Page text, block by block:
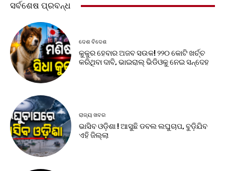
ସର୍ବଶେଷ ପ୍ରବନ୍ଧ
ଦେଶ ବିଦେଶ
କୁକୁର ହେବାର ଅଜବ ସଉକ! ୨୨୦ କୋଟି ଖର୍ଚ୍ଚ
କରିଥିବା ଦାବି, ଭାଇରାଲ୍ ଭିଡିଓକୁ ନେଇ ସନ୍ଦେହ
ରାଜ୍ୟ ଖବର
ଭାସିବ ଓଡ଼ିଶା ! ଆସୁଛି ଡବଲ ଲଘୁଚାପ, ବୁଡ଼ିଯିବ
ଏହି ଜିଲ୍ଲା